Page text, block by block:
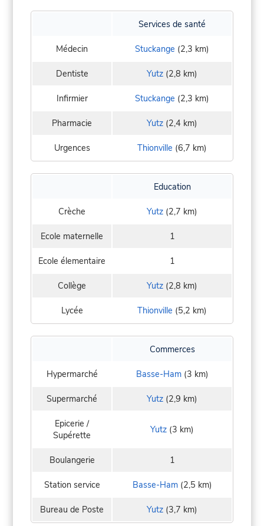
Services de santé
Médecin Stuckange (2,3 km)
Dentiste Yutz (2,8 km)
Infirmier Stuckange (2,3 km)
Pharmacie Yutz (2,4 km)
Urgences Thionville (6,7 km)
Education
Crèche Yutz (2,7 km)
Ecole maternelle 1
Ecole élementaire 1
Collège Yutz (2,8 km)
Lycée Thionville (5,2 km)
Commerces
Hypermarché Basse-Ham(3 km)
Supermarché Yutz (2,9 km)
Epicerie /
Supérette
Yutz (3 km)
Boulangerie 1
Station service Basse-Ham(2,5 km)
Bureau de Poste Yutz (3,7 km)